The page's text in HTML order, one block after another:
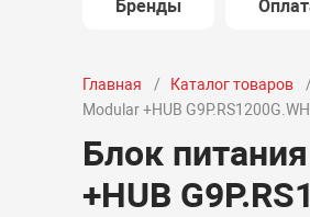
Бренды
Главная Каталог товаров
Modular +HUB
Блок
+HUB